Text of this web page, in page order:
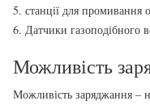
5. станції для промивання
6. Датчики газоподібного
Можливість
Можливість заряджання –